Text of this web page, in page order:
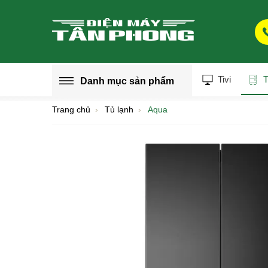
Tivi
Danh mục sản phẩm
Trang chủ Tủ lạnh Aqua